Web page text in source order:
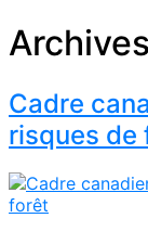
Cadre
risques de